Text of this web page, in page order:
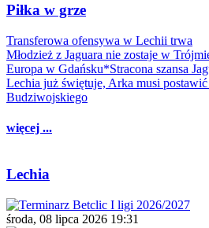
Piłka w grze
Transferowa ofensywa w Lechii trwa
Młodzież z Jaguara nie zostaje w
Europa w Gdańsku*Stracona szansa
Lechia już świętuje, Arka musi
Budziwojskiego
więcej ...
Lechia
środa, 08 lipca 2026 19:31